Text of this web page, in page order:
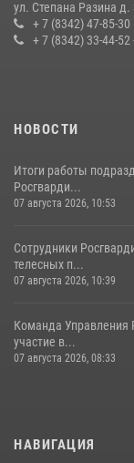
конкурса
23 июля 2026, 11:54
ул. Степана Разина д.
+ 7 (8342) 47-85-30
+ 7 (8342) 33-44-
НОВОСТИ
Итоги работы
Росгварди...
07 августа 2026, 10:53
Сотрудники
телесных п...
07 августа 2026, 10:39
Команда Управления
участие в...
07 августа 2026, 08:33
НАВИГАЦИЯ